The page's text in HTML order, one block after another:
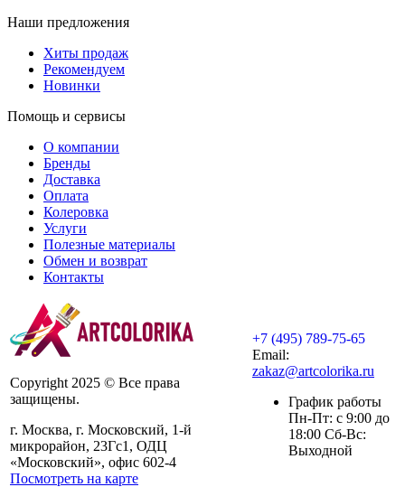
Наши предложения
Хиты продаж
Рекомендуем
Новинки
Помощь и сервисы
О компании
Бренды
Доставка
Оплата
Колеровка
Услуги
Полезные материалы
Обмен и возврат
Контакты
Copyright 2025 © Все права
защищены.
г. Москва, г. Московский, 1-й
микрорайон, 23Гс1, ОДЦ
«Московский», офис 602-4
Посмотреть на карте
+7 (495) 789-75-65
Email:
zakaz@artcolorika.ru
График работы
Пн-Пт: с 9:00 до
18:00 Сб-Вс:
Выходной